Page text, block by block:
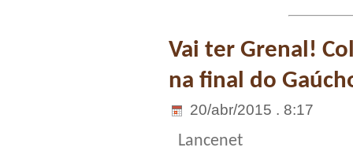
Vai ter Grenal!
na final do
20/abr/2015 . 8:17
Lancenet